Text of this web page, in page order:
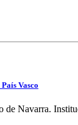
Vasco
de Navarra.